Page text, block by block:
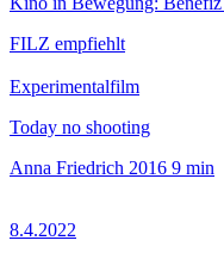
FILZ empfiehlt
Experimentalfilm
Today no shooting
Anna Friedrich 2016 9 min
8.4.2022